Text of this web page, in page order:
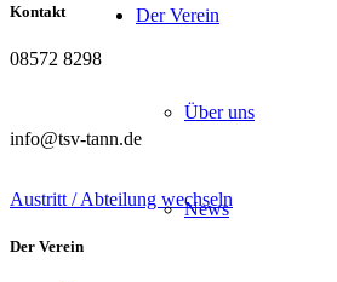
Der Verein
Über uns
News
Kontakt
08572 8298
info@tsv-tann.de
Austritt / Abteilung wechseln
Der Verein